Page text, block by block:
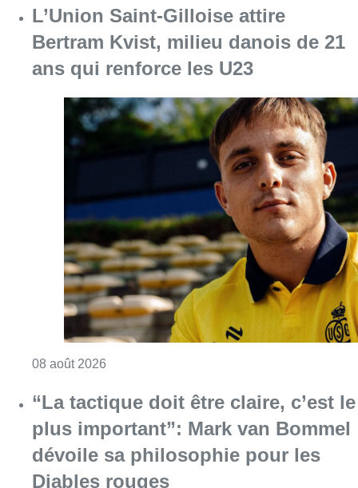
08 août 2026 Consulter l'article "L’Union Saint-Gilloise
“La tactique doit être claire, c’est le
plus important”: Mark van Bommel
dévoile sa philosophie pour les
Diables rouges